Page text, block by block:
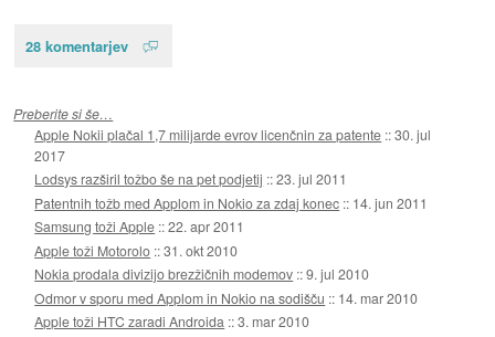
28 komentarjev
Preberite si še…
Apple Nokii plačal 1,7 milijarde evrov licenčnin za patente ::30. jul
2017
Lodsys razširil tožbo še na pet podjetij ::23. jul 2011
Patentnih tožb med Applom in Nokio za zdaj konec :: 14. jun 2011
Samsung toži Apple ::22. apr 2011
Apple toži Motorolo ::31. okt 2010
Nokia prodala divizijo brezžičnih modemov ::9. jul 2010
Odmor v sporu med Applom in Nokio na sodišču :: 14. mar 2010
Apple toži HTC zaradi Androida ::3. mar 2010